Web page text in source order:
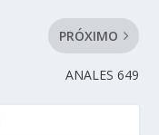
PRÓXIMO
ANALES 649